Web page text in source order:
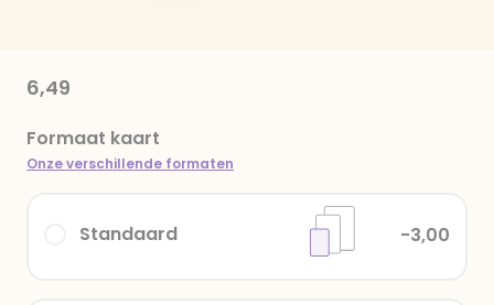
6,49
Formaat kaart
Onze verschillende formaten
Standaard -3,00